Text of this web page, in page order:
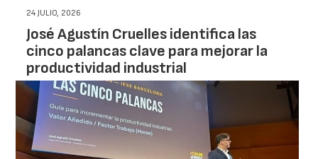
24 JULIO, 2026
José Agustín Cruelles identifica las
cinco palancas clave para mejorar la
productividad industrial